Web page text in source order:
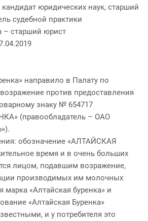
кандидат юридических наук, старший
судебной практики
– старший юрист
направило в Палату по
против предоставления
знаку № 654717
(правообладатель – ОАО
обозначение «АЛТАЙСКАЯ
время и в очень больших
лицом, подавшим возражение,
производимых им молочных
марка «Алтайская буренка» и
«Алтайская Буренка»
и у потребителя это